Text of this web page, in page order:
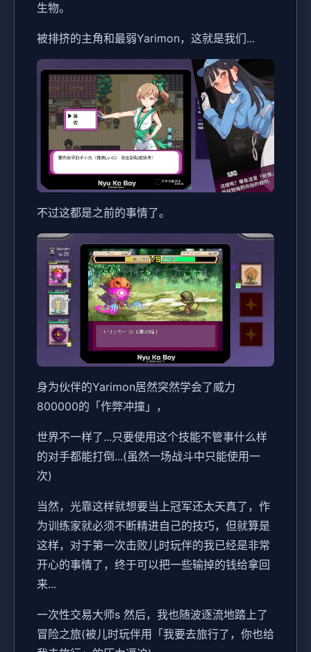
生物。
被排挤的主角和最弱Yarimon，这就是我们...
不过这都是之前的事情了。
身为伙伴的Yarimon居然突然学会了威力
800000的「作弊冲撞」，
世界不一样了...只要使用这个技能不管事什么样
的对手都能打倒...(虽然一场战斗中只能使用一
次)
当然，光靠这样就想要当上冠军还太天真了，作
为训练家就必须不断精进自己的技巧，但就算是
这样，对于第一次击败儿时玩伴的我已经是非常
开心的事情了，终于可以把一些输掉的钱给拿回
来...
一次性交易大师s 然后，我也随波逐流地踏上了
冒险之旅(被儿时玩伴用「我要去旅行了，你也给